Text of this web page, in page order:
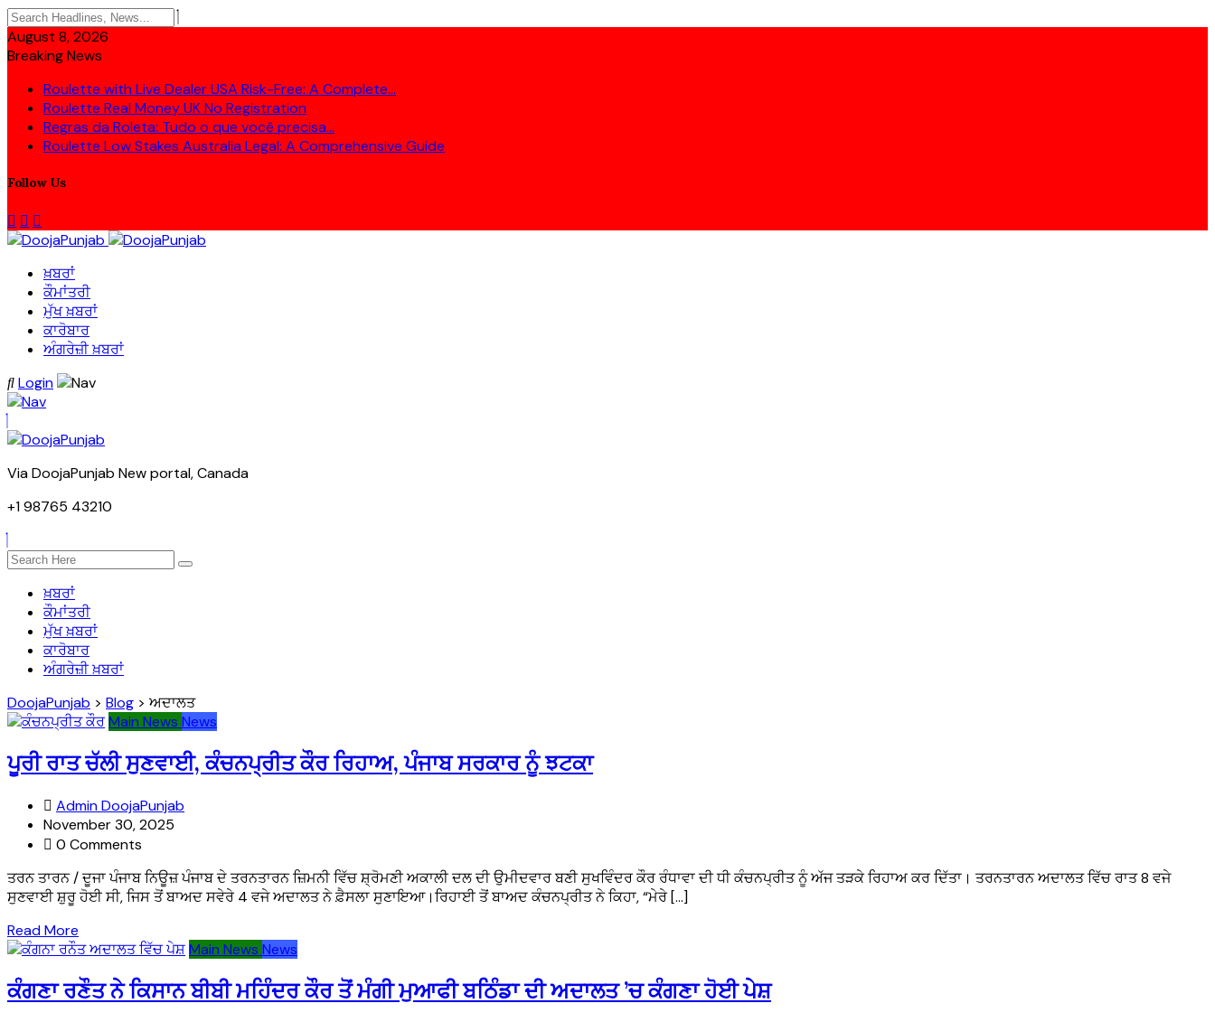
August 8, 2026
Breaking News
Roulette with Live Dealer USA Risk-Free: A Complete...
Roulette Real Money UK No Registration
Regras da Roleta: Tudo o que você precisa...
Roulette Low Stakes Australia Legal: A Comprehensive Guide
Follow Us
ਖ਼ਬਰਾਂ
ਕੌਮਾਂਤਰੀ
ਮੁੱਖ ਖ਼ਬਰਾਂ
ਕਾਰੋਬਾਰ
ਅੰਗਰੇਜ਼ੀ ਖ਼ਬਰਾਂ
Login
Via DoojaPunjab New portal, Canada
+1 98765 43210
ਖ਼ਬਰਾਂ
ਕੌਮਾਂਤਰੀ
ਮੁੱਖ ਖ਼ਬਰਾਂ
ਕਾਰੋਬਾਰ
ਅੰਗਰੇਜ਼ੀ ਖ਼ਬਰਾਂ
DoojaPunjab > Blog > ਅਦਾਲਤ
Main News News
ਪੂਰੀ ਰਾਤ ਚੱਲੀ ਸੁਣਵਾਈ, ਕੰਚਨਪ੍ਰੀਤ ਕੌਰ ਰਿਹਾਅ, ਪੰਜਾਬ ਸਰਕਾਰ ਨੂੰ ਝਟਕਾ
Admin DoojaPunjab
November 30, 2025
0 Comments
ਤਰਨ ਤਾਰਨ / ਦੂਜਾ ਪੰਜਾਬ ਨਿਊਜ਼ ਪੰਜਾਬ ਦੇ ਤਰਨਤਾਰਨ ਜ਼ਿਮਨੀ ਵਿੱਚ ਸ਼੍ਰੋਮਣੀ ਅਕਾਲੀ ਦਲ ਦੀ ਉਮੀਦਵਾਰ ਬਣੀ ਸੁਖਵਿੰਦਰ ਕੌਰ ਰੰਧਾਵਾ ਦੀ ਧੀ ਕੰਚਨਪ੍ਰੀਤ ਨੂੰ ਅੱਜ ਤੜਕੇ ਰਿਹਾਅ ਕਰ ਦਿੱਤਾ। ਤਰਨਤਾਰਨ ਅਦਾਲਤ ਵਿੱਚ ਰਾਤ 8 ਵਜੇ
ਸੁਣਵਾਈ ਸ਼ੁਰੂ ਹੋਈ ਸੀ, ਜਿਸ ਤੋਂ ਬਾਅਦ ਸਵੇਰੇ 4 ਵਜੇ ਅਦਾਲਤ ਨੇ ਫ਼ੈਸਲਾ ਸੁਣਾਇਆ।ਰਿਹਾਈ ਤੋਂ ਬਾਅਦ ਕੰਚਨਪ੍ਰੀਤ ਨੇ ਕਿਹਾ, “ਮੇਰੇ […]
Read More
Main News News
ਕੰਗਣਾ ਰਣੌਤ ਨੇ ਕਿਸਾਨ ਬੀਬੀ ਮਹਿੰਦਰ ਕੌਰ ਤੋਂ ਮੰਗੀ ਮੁਆਫੀ ਬਠਿੰਡਾ ਦੀ ਅਦਾਲਤ ’ਚ ਕੰਗਣਾ ਹੋਈ ਪੇਸ਼